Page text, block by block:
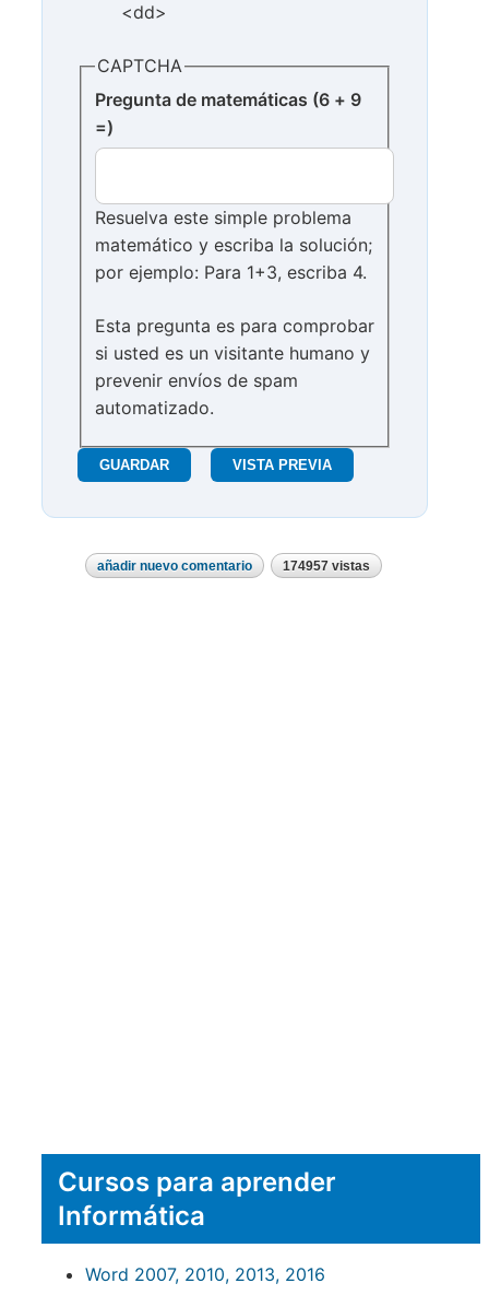
<dd>
CAPTCHA
Pregunta de matemáticas (6 + 9
=)
Resuelva este simple problema
matemático y escriba la solución;
por ejemplo: Para 1+3, escriba 4.
Esta pregunta es para comprobar
si usted es un visitante humano y
prevenir envíos de spam
automatizado.
añadir nuevo comentario 174957 vistas
Cursos para aprender
Informática
Word 2007, 2010, 2013, 2016